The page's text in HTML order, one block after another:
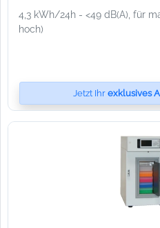
4,3 kWh/24h - <49 dB(A), für
hoch)
Jetzt Ihr exklusives